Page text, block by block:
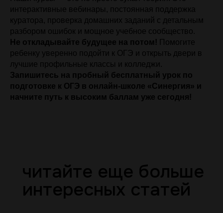
интерактивные вебинары, постоянная поддержка
куратора, проверка домашних заданий с детальным
разбором ошибок и мощное учебное сообщество.
Не откладывайте будущее на потом! Помогите
ребенку уверенно подойти к ОГЭ и открыть двери в
лучшие профильные классы и колледжи.
Запишитесь на пробный бесплатный урок по
подготовке к ОГЭ в онлайн-школе «Синергия» и
начните путь к высоким баллам уже сегодня!
читайте еще больше
интересных статей